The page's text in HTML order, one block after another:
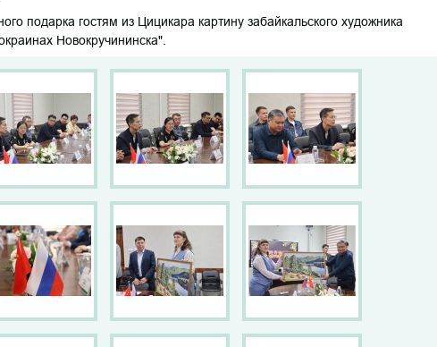
подарка гостям из Цицикара картину забайкальского художника
Новокручининска".